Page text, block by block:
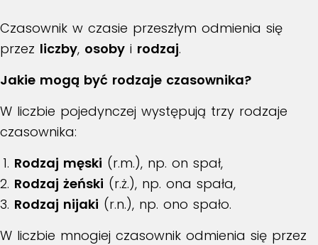
Czasownik w czasie przeszłym odmienia się
przez liczby, osoby i rodzaj.
Jakie mogą być rodzaje czasownika?
W liczbie pojedynczej występują trzy rodzaje
czasownika:
Rodzaj męski (r.m.), np. on spał,
Rodzaj żeński (r.ż.), np. ona spała,
Rodzaj nijaki (r.n.), np. ono spało.
W liczbie mnogiej czasownik odmienia się przez